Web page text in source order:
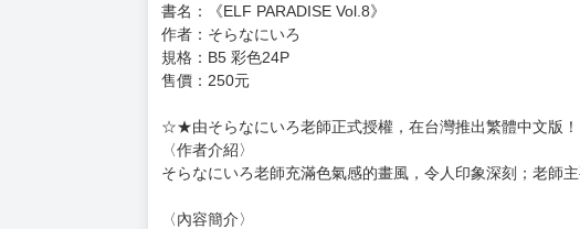
書名：《ELF PARADISE Vol.8》
作者：そらなにいろ
規格：B5 彩色24P
售價：250元
☆★由そらなにいろ老師正式授權，在台灣推出繁體中文版
〈作者介紹〉
そらなにいろ老師充滿色氣感的畫風，令人印象深刻；老師
〈內容簡介〉